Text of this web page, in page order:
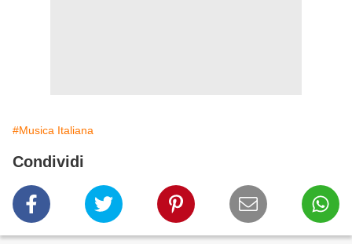
#Musica Italiana
Condividi